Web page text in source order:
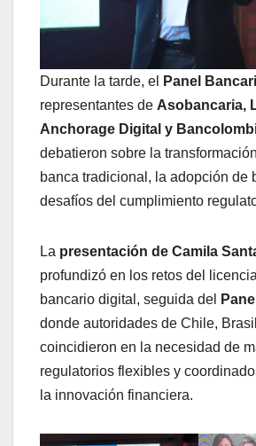
Durante la tarde, el Panel
representantes de Asobancaria,
Anchorage Digital y
debatieron sobre la
banca tradicional, la adopción de
desafíos del cumplimiento
La presentación de Camila
profundizó en los retos del
bancario digital, seguida del
donde autoridades de Chile,
coincidieron en la necesidad de
regulatorios flexibles y
la innovación financiera.